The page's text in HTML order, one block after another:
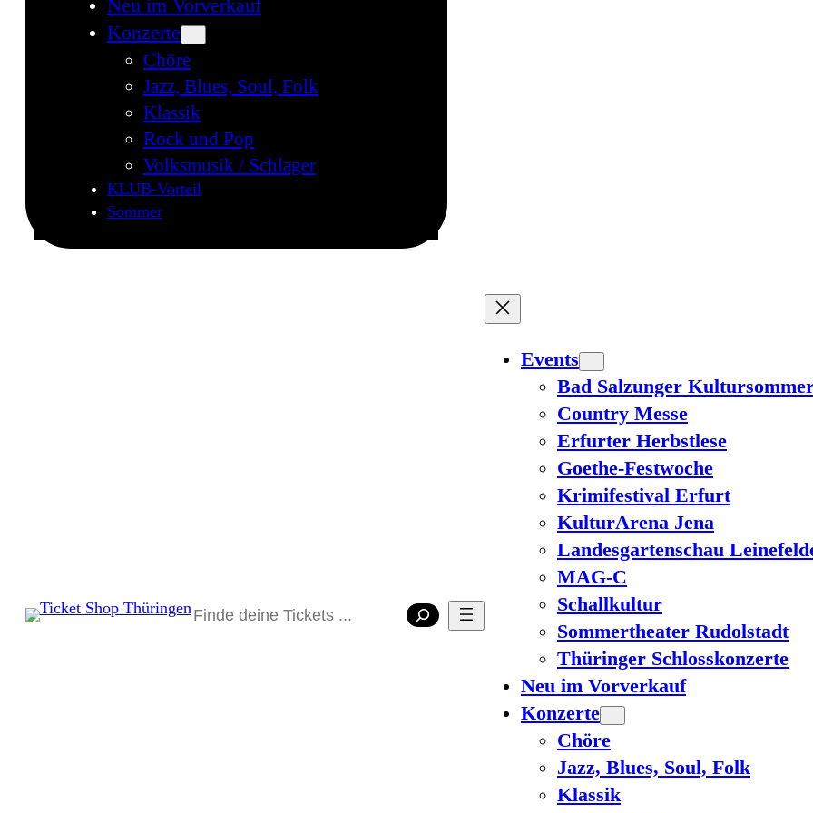
Neu im Vorverkauf
Konzerte
Chöre
Jazz, Blues, Soul, Folk
Klassik
Rock und Pop
Volksmusik / Schlager
KLUB-Vorteil
Sommer
Suchen
Events
Bad Salzunger
Country Messe
Erfurter Herbstlese
Goethe-Festwoche
Krimifestival Erfurt
KulturArena Jena
Landesgartenschau
MAG-C
Schallkultur
Sommertheater Rudolstadt
Thüringer Schlosskonzerte
Neu im Vorverkauf
Konzerte
Chöre
Jazz, Blues, Soul, Folk
Klassik